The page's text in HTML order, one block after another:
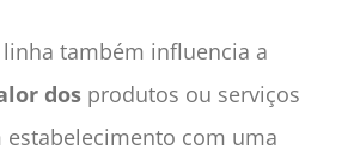
também influencia a
dos produtos ou serviços
estabelecimento com uma